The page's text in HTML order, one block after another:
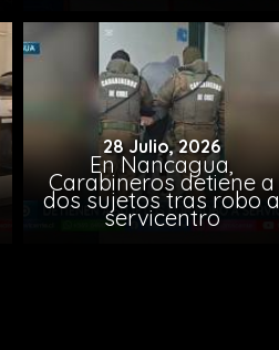
28 Julio, 2026
En Nancagua,
Carabineros detiene a
dos sujetos tras robo a
servicentro